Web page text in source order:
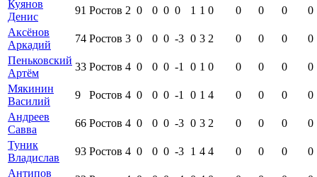
Куянов
Денис
91 Ростов 2 0 0 0 0 1 1 0 0 0 0
0
Аксёнов
Аркадий
74 Ростов 3 0 0 0 -3 0 3 2 0 0 0
0
Пеньковский
Артём
33 Ростов 4 0 0 0 -1 0 1 0 0 0 0
0
Мякинин
Василий
9 Ростов 4 0 0 0 -1 0 1 4 0 0 0
0
Андреев
Савва
66 Ростов 4 0 0 0 -3 0 3 2 0 0 0
0
Туник
Владислав
93 Ростов 4 0 0 0 -3 1 4 4 0 0 0
0
Антипов